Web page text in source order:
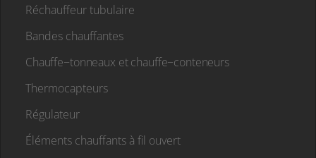
Réchauffeur tubulaire
Bandes chauffantes
Chauffe−tonneaux et chauffe−conteneurs
Thermocapteurs
Régulateur
Éléments chauffants à fil ouvert